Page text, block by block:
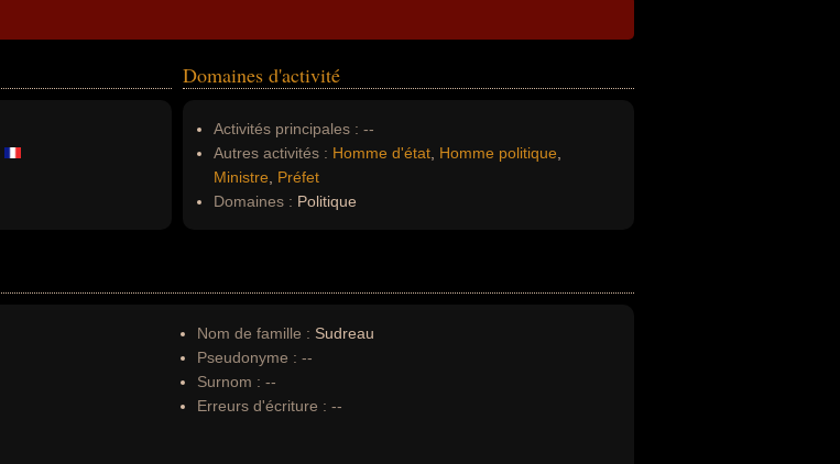
Domaines d'activité
Activités principales : --
Autres activités : Homme d'état Homme politique
Ministre
Préfet
Domaines : Politique
Nom de famille : Sudreau
Pseudonyme : --
Surnom : --
Erreurs d'écriture : --